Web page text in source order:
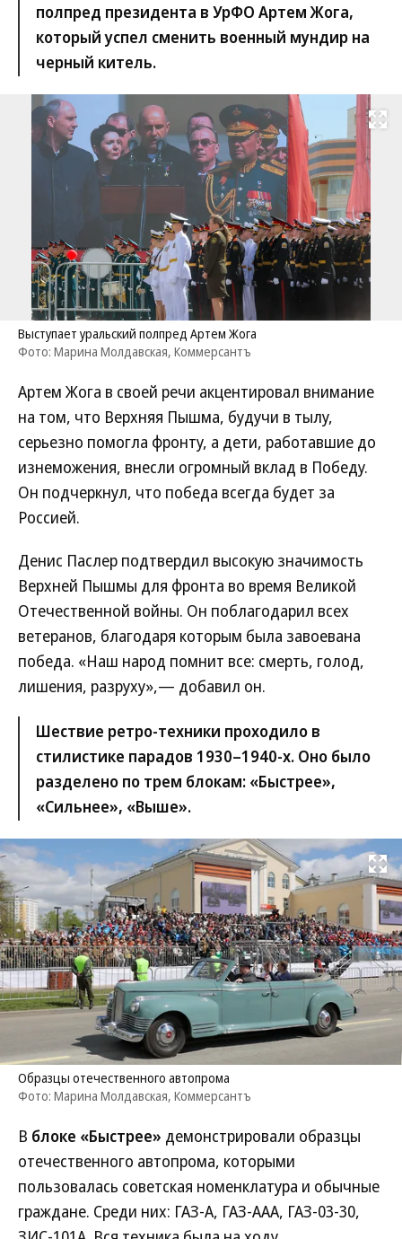
полпред президента в УрФО Артем Жога,
который успел сменить военный мундир на
черный китель.
Развернуть
Выступает уральский полпред Артем Жога
Фото: Марина Молдавская, Коммерсантъ
Артем Жога в своей речи акцентировал внимание
на том, что Верхняя Пышма, будучи в тылу,
серьезно помогла фронту, а дети, работавшие до
изнеможения, внесли огромный вклад в Победу.
Он подчеркнул, что победа всегда будет за
Россией.
Денис Паслер подтвердил высокую значимость
Верхней Пышмы для фронта во время Великой
Отечественной войны. Он поблагодарил всех
ветеранов, благодаря которым была завоевана
победа. «Наш народ помнит все: смерть, голод,
лишения, разруху»,— добавил он.
Шествие ретро-техники проходило в
стилистике парадов 1930–1940-х. Оно было
разделено по трем блокам: «Быстрее»,
«Сильнее», «Выше».
Развернуть
Образцы отечественного автопрома
Фото: Марина Молдавская, Коммерсантъ
В блоке «Быстрее» демонстрировали образцы
отечественного автопрома, которыми
пользовалась советская номенклатура и обычные
граждане. Среди них: ГАЗ-А, ГАЗ-ААА, ГАЗ-03-30,